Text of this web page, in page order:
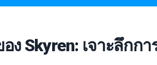
ง Skyren: เจาะลึกก